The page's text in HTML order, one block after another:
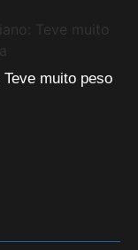
muito peso